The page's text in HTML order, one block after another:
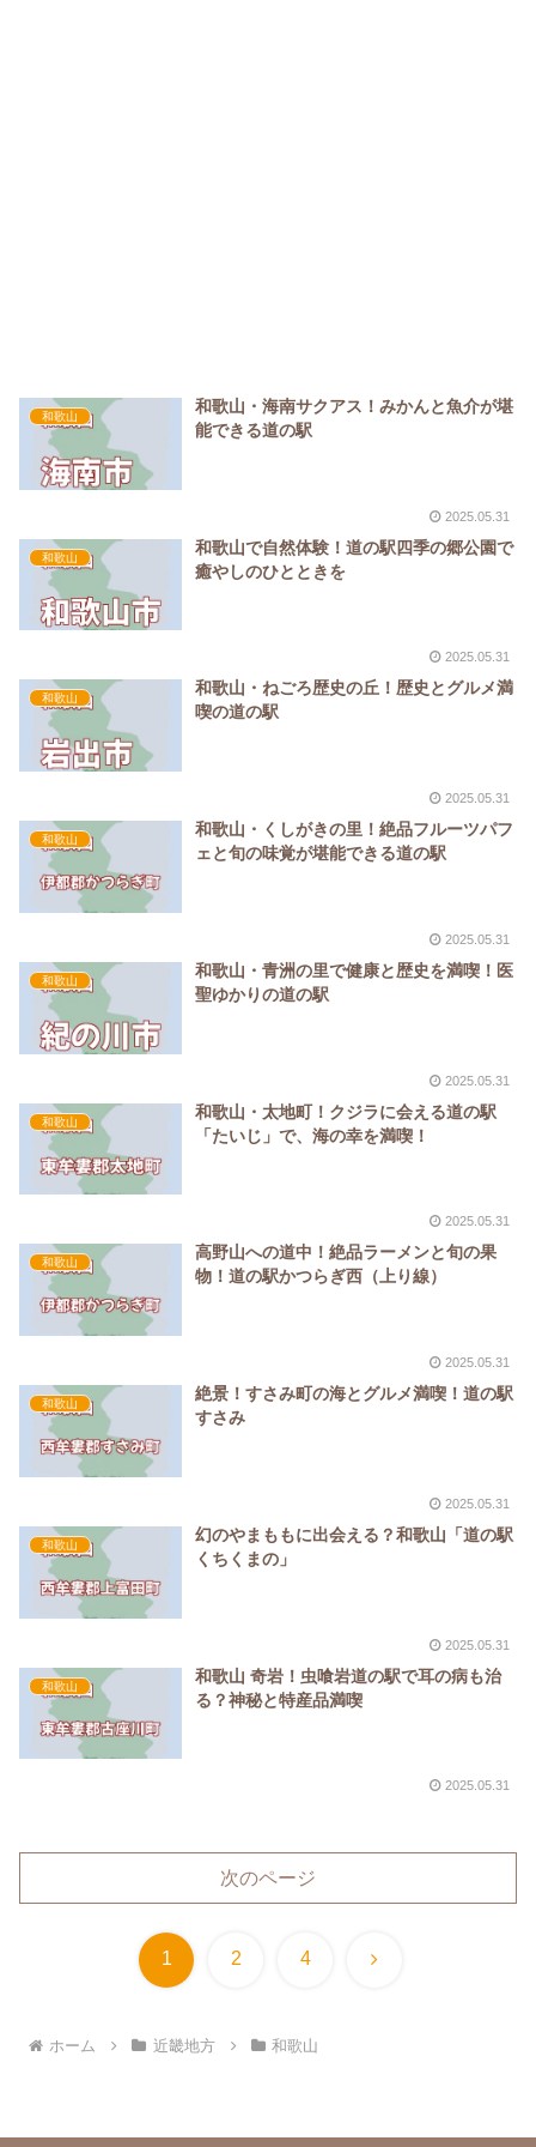
和歌山
和歌山・海南サクアス！みかんと魚介が堪
能できる道の駅
2025.05.31
和歌山
和歌山で自然体験！道の駅四季の郷公園で
癒やしのひとときを
2025.05.31
和歌山
和歌山・ねごろ歴史の丘！歴史とグルメ満
喫の道の駅
2025.05.31
和歌山
和歌山・くしがきの里！絶品フルーツパフ
ェと旬の味覚が堪能できる道の駅
2025.05.31
和歌山
和歌山・青洲の里で健康と歴史を満喫！医
聖ゆかりの道の駅
2025.05.31
和歌山
和歌山・太地町！クジラに会える道の駅
「たいじ」で、海の幸を満喫！
2025.05.31
和歌山
高野山への道中！絶品ラーメンと旬の果
物！道の駅かつらぎ西（上り線）
2025.05.31
和歌山
絶景！すさみ町の海とグルメ満喫！道の駅
すさみ
2025.05.31
和歌山
幻のやまももに出会える？和歌山「道の駅
くちくまの」
2025.05.31
和歌山
和歌山 奇岩！虫喰岩道の駅で耳の病も治
る？神秘と特産品満喫
2025.05.31
次のページ
1 2 4 次
ホーム 近畿地方 和歌山